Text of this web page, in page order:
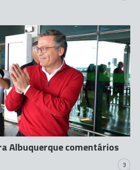
Albuquerque comentários
3